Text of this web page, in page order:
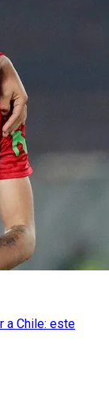
a Chile: este